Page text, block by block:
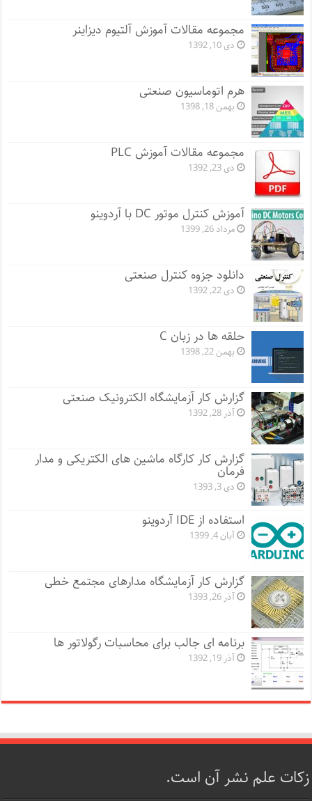
مجموعه مقالات آموزش آلتیوم دیزاینر
دی 10, 1392
هرم اتوماسیون صنعتی
بهمن 18, 1398
مجموعه مقالات آموزش PLC
دی 23, 1392
آموزش کنترل موتور DC با آردوینو
مرداد 26, 1399
دانلود جزوه کنترل صنعتی
دی 22, 1392
حلقه ها در زبان C
بهمن 22, 1398
گزارش کار آزمایشگاه الکترونیک صنعتی
آذر 28, 1392
گزارش کار کارگاه ماشین های الکتریکی و مدار
فرمان
دی 3, 1393
استفاده از IDE آردوینو
آبان 4, 1399
گزارش کار آزمایشگاه مدارهای مجتمع خطی
آذر 26, 1393
برنامه ای جالب برای محاسبات رگولاتور ها
آذر 19, 1392
زکات علم نشر آن است.